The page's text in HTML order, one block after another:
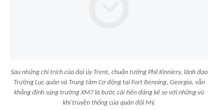
Sau những chỉ trích của đại úy Trent, chuẩn tướng Phil Kinniery, lãnh đạo
Trường Lục quân và Trung tâm Cơ động tại Fort Benning, Georgia, vẫn
khẳng định súng trường XM7 là bước cải tiến đáng kể so với những vũ
khí truyền thống của quân đội Mỹ.